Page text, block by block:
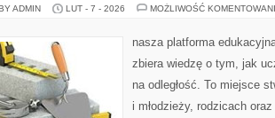
ADMIN LUT - 7 - 2026 MOŻLIWOŚĆ
nasza platforma
zbiera wiedzę o tym, jak
na odległość. To miejsce
i młodzieży, rodzicach